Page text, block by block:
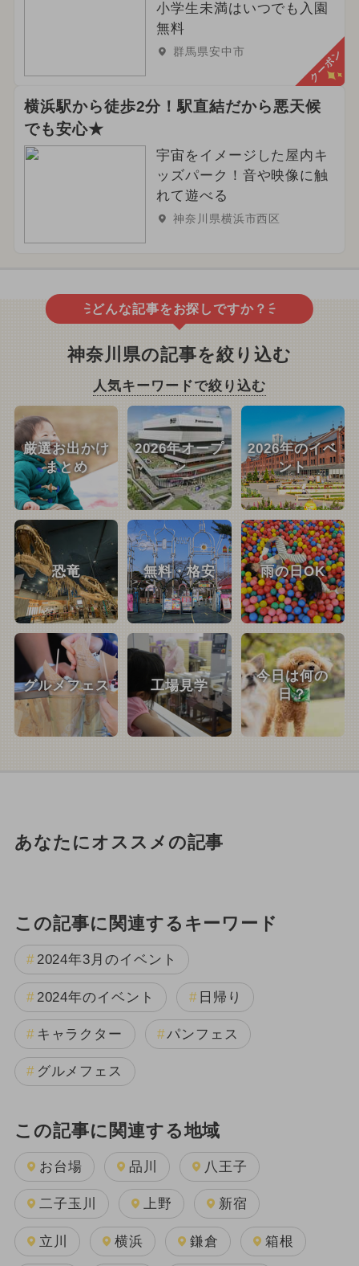
小学生未満はいつでも入園
無料
群馬県安中市 クーポン
横浜駅から徒歩2分！駅直結だから悪天候
でも安心★
宇宙をイメージした屋内キ
ッズパーク！音や映像に触
れて遊べる
神奈川県横浜市西区
どんな記事をお探しですか？
神奈川県の記事を絞り込む
人気キーワードで絞り込む
厳選お出かけ
まとめ
2026年オープ
ン
2026年のイベ
ント
恐竜 無料・格安 雨の日OK
グルメフェス 工場見学
今日は何の
日？
あなたにオススメの記事
この記事に関連するキーワード
2024年3月のイベント
2024年のイベント 日帰り
キャラクター パンフェス
グルメフェス
この記事に関連する地域
お台場 品川 八王子
二子玉川 上野 新宿
立川 横浜 鎌倉 箱根